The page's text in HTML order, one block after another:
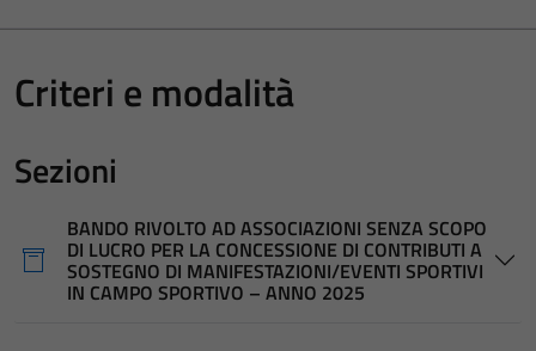
Criteri e modalità
Sezioni
BANDO RIVOLTO AD ASSOCIAZIONI SENZA SCOPO
DI LUCRO PER LA CONCESSIONE DI CONTRIBUTI A
SOSTEGNO DI MANIFESTAZIONI/EVENTI SPORTIVI
IN CAMPO SPORTIVO – ANNO 2025